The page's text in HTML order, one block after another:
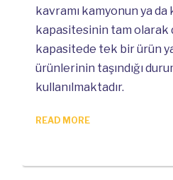
kavramı kamyonun ya da
kapasitesinin tam olarak
kapasitede tek bir ürün
ürünlerinin taşındığı
kullanılmaktadır.
READ MORE